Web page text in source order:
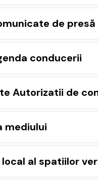
de presă
conducerii
Autorizatii de
mediului
local al spatiilor